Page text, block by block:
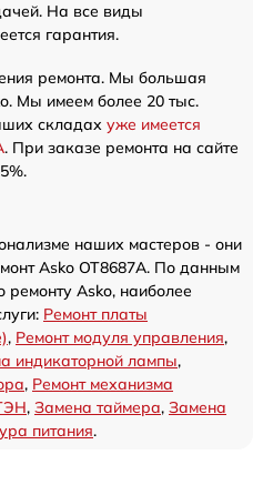
На все виды
гарантия.
ремонта. Мы большая
Мы имеем более 20 тыс.
складах уже имеется
. При заказе ремонта на сайте
наших мастеров - они
Asko OT8687A. По данным
Asko, наиболее
Ремонт платы
, Ремонт модуля управления,
индикаторной лампы,
, Ремонт механизма
, Замена таймера, Замена
питания.